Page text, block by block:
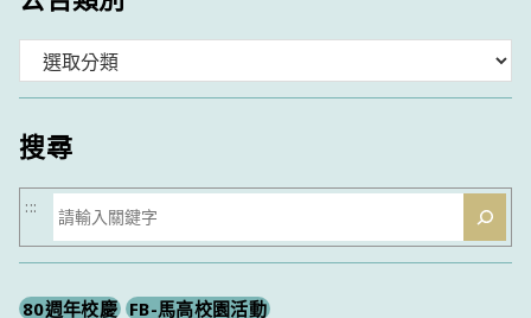
類
搜尋
搜
尋
:::
80週年校慶 FB-馬高校園活動